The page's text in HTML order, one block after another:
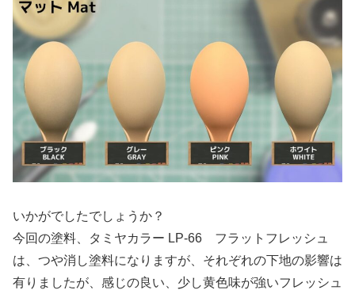
いかがでしたでしょうか？
今回の塗料、タミヤカラー LP-66 フラットフレッシュ
は、つや消し塗料になりますが、それぞれの下地の影響は
有りましたが、感じの良い、少し黄色味が強いフレッシュ